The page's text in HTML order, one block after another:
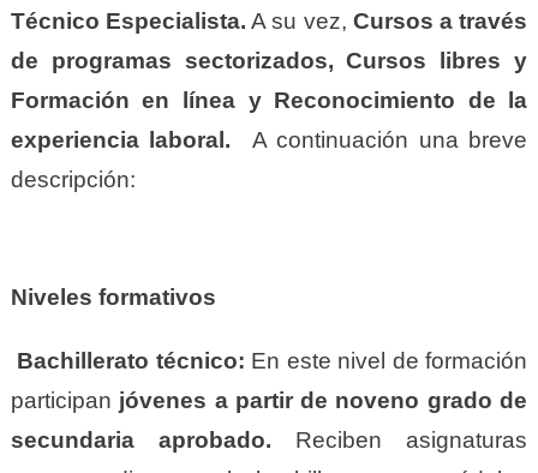
Técnico Especialista. A su vez, Cursos a través
de programas sectorizados, Cursos libres y
Formación en línea y Reconocimiento de la
experiencia laboral.
A continuación una breve
descripción:
Niveles formativos
Bachillerato técnico: En este nivel de formación
participan jóvenes a partir de noveno grado de
secundaria aprobado. Reciben asignaturas